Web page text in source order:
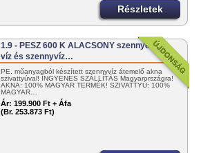
Részletek
1.9 - PESZ 600 K ALACSONY szennyezett
víz és szennyvíz…
PE. műanyagból készített szennyvíz átemelő akna
szivattyúval! INGYENES SZÁLLÍTÁS Magyarországra!
AKNA: 100% MAGYAR TERMÉK! SZIVATTYÚ: 100%
MAGYAR…
Ár: 199.900 Ft + Áfa
(Br. 253.873 Ft)